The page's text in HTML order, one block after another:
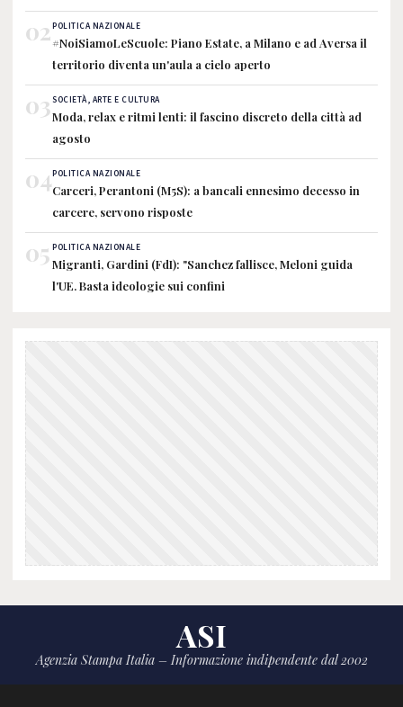
02POLITICA NAZIONALE
#NoiSiamoLeScuole: Piano Estate, a Milano e ad Aversa il
territorio diventa un'aula a cielo aperto
03SOCIETÀ, ARTE E CULTURA
Moda, relax e ritmi lenti: il fascino discreto della città ad
agosto
04POLITICA NAZIONALE
Carceri, Perantoni (M5S): a bancali ennesimo decesso in
carcere, servono risposte
05 POLITICA NAZIONALE
Migranti, Gardini (FdI): "Sanchez fallisce, Meloni guida
l'UE. Basta ideologie sui confini
ASI
Agenzia Stampa Italia – Informazione indipendente dal 2002